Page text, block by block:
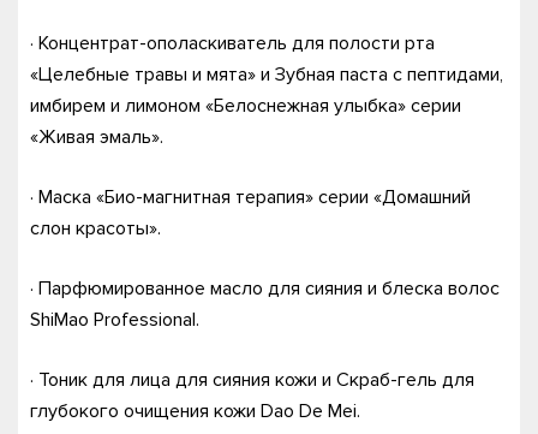
· Концентрат-ополаскиватель для полости рта
«Целебные травы и мята» и Зубная паста с пептидами,
имбирем и лимоном «Белоснежная улыбка» серии
«Живая эмаль».
· Маска «Био-магнитная терапия» серии «Домашний
слон красоты».
· Парфюмированное масло для сияния и блеска волос
ShiMao Professional.
· Тоник для лица для сияния кожи и Скраб-гель для
глубокого очищения кожи Dao De Mei.